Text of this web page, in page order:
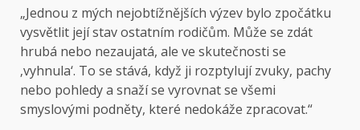
„Jednou z mých nejobtížnějších výzev bylo zpočátku
vysvětlit její stav ostatním rodičům. Může se zdát
hrubá nebo nezaujatá, ale ve skutečnosti se
‚vyhnula‘. To se stává, když ji rozptylují zvuky, pachy
nebo pohledy a snaží se vyrovnat se všemi
smyslovými podněty, které nedokáže zpracovat.“